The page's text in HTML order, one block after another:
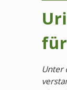
Unter